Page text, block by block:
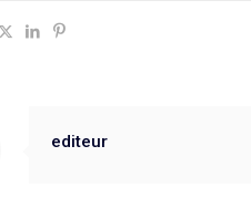
editeur